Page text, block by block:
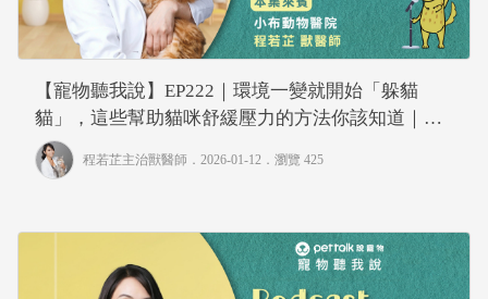
【寵物聽我說】EP222｜環境一變就開始「躲貓
貓」，這些幫助貓咪舒緩壓力的方法你該知道｜專
業獸醫—程若芷
程若芷主治獸醫師 ．2026-01-12． 瀏覽 425